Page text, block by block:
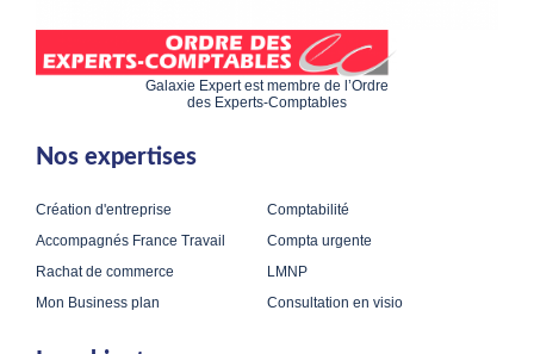
Galaxie Expert est membre de l’Ordre
des Experts-Comptables
Nos expertises
Création d'entreprise
Accompagnés France Travail
Rachat de commerce
Mon Business plan
Comptabilité
Compta urgente
LMNP
Consultation en visio